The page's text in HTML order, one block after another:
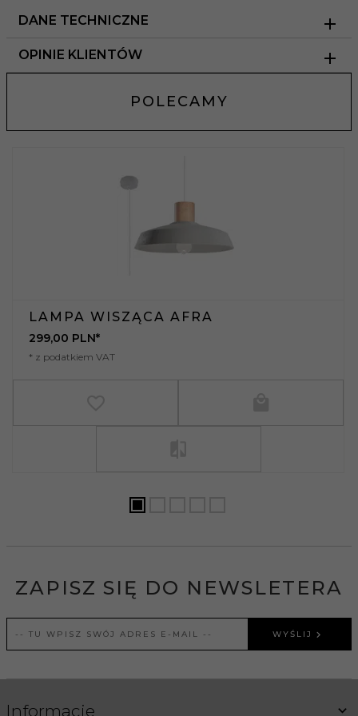
DANE TECHNICZNE
OPINIE KLIENTÓW
POLECAMY
LAMPA WISZĄCA AFRA
299,00 PLN*
* z podatkiem VAT
ZAPISZ SIĘ DO NEWSLETERA
WYŚLIJ
Informacje